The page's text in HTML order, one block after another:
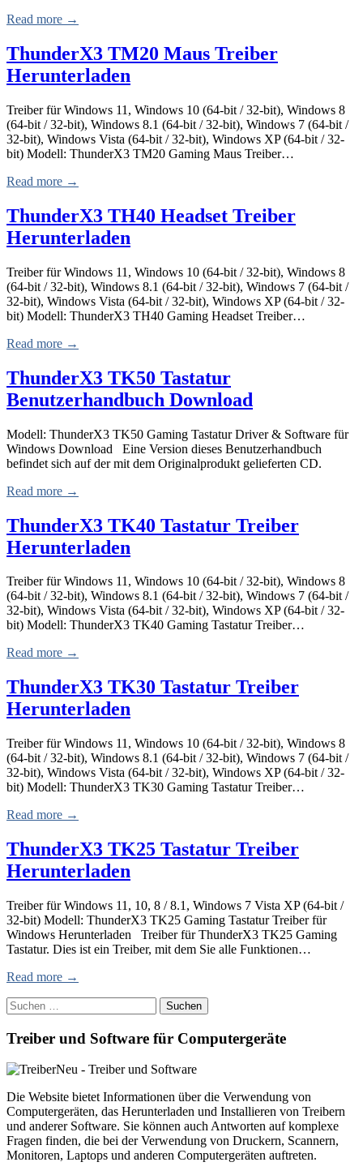
Read more →
ThunderX3 TM20 Maus Treiber
Herunterladen
Treiber für Windows 11, Windows 10 (64-bit / 32-bit), Windows 8
(64-bit / 32-bit), Windows 8.1 (64-bit / 32-bit), Windows 7 (64-bit /
32-bit), Windows Vista (64-bit / 32-bit), Windows XP (64-bit / 32-
bit) Modell: ThunderX3 TM20 Gaming Maus Treiber…
Read more →
ThunderX3 TH40 Headset Treiber
Herunterladen
Treiber für Windows 11, Windows 10 (64-bit / 32-bit), Windows 8
(64-bit / 32-bit), Windows 8.1 (64-bit / 32-bit), Windows 7 (64-bit /
32-bit), Windows Vista (64-bit / 32-bit), Windows XP (64-bit / 32-
bit) Modell: ThunderX3 TH40 Gaming Headset Treiber…
Read more →
ThunderX3 TK50 Tastatur
Benutzerhandbuch Download
Modell: ThunderX3 TK50 Gaming Tastatur Driver & Software für
Windows Download Eine Version dieses Benutzerhandbuch
befindet sich auf der mit dem Originalprodukt gelieferten CD.
Read more →
ThunderX3 TK40 Tastatur Treiber
Herunterladen
Treiber für Windows 11, Windows 10 (64-bit / 32-bit), Windows 8
(64-bit / 32-bit), Windows 8.1 (64-bit / 32-bit), Windows 7 (64-bit /
32-bit), Windows Vista (64-bit / 32-bit), Windows XP (64-bit / 32-
bit) Modell: ThunderX3 TK40 Gaming Tastatur Treiber…
Read more →
ThunderX3 TK30 Tastatur Treiber
Herunterladen
Treiber für Windows 11, Windows 10 (64-bit / 32-bit), Windows 8
(64-bit / 32-bit), Windows 8.1 (64-bit / 32-bit), Windows 7 (64-bit /
32-bit), Windows Vista (64-bit / 32-bit), Windows XP (64-bit / 32-
bit) Modell: ThunderX3 TK30 Gaming Tastatur Treiber…
Read more →
ThunderX3 TK25 Tastatur Treiber
Herunterladen
Treiber für Windows 11, 10, 8 / 8.1, Windows 7 Vista XP (64-bit /
32-bit) Modell: ThunderX3 TK25 Gaming Tastatur Treiber für
Windows Herunterladen Treiber für ThunderX3 TK25 Gaming
Tastatur. Dies ist ein Treiber, mit dem Sie alle Funktionen…
Read more →
Suchen
nach:
Treiber und Software für Computergeräte
Die Website bietet Informationen über die Verwendung von
Computergeräten, das Herunterladen und Installieren von Treibern
und anderer Software. Sie können auch Antworten auf komplexe
Fragen finden, die bei der Verwendung von Druckern, Scannern,
Monitoren, Laptops und anderen Computergeräten auftreten.